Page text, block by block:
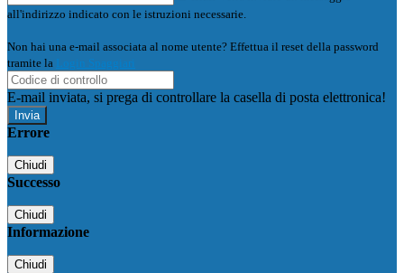
all'indirizzo indicato con le istruzioni necessarie.
Non hai una e-mail associata al nome utente? Effettua il reset della password
tramite la Login Spaggiari
E-mail inviata, si prega di controllare la casella di posta elettronica!
Errore
Chiudi
Successo
Chiudi
Informazione
Chiudi